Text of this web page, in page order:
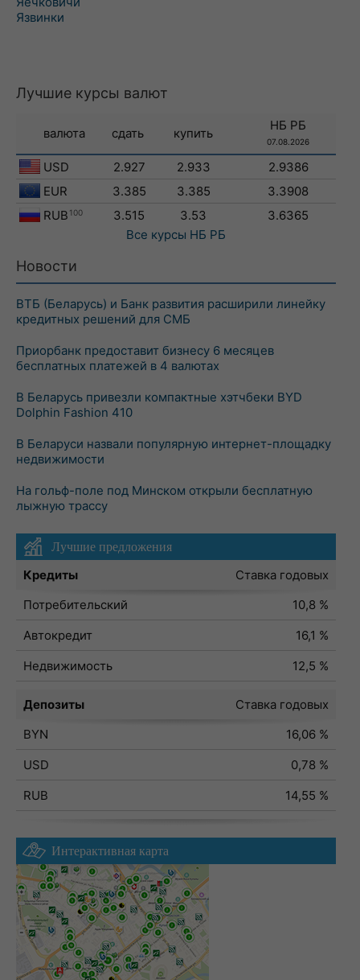
Язвинки
Лучшие курсы валют
валюта сдать купить
НБ РБ
07.08.2026
USD 2.927 2.933
2.9386
EUR
3.385 3.385
3.3908
RUB 100 3.515 3.53
3.6365
Все курсы НБ РБ
Новости
ВТБ (Беларусь) и Банк развития расширили линейку
кредитных решений для СМБ
Приорбанк предоставит бизнесу 6 месяцев
бесплатных платежей в 4 валютах
В Беларусь привезли компактные хэтчбеки BYD
Dolphin Fashion 410
В Беларуси назвали популярную интернет-площадку
недвижимости
На гольф-поле под Минском открыли бесплатную
лыжную трассу
Лучшие предложения
Кредиты
Ставка годовых
Потребительский
10,8 %
Автокредит
16,1 %
Недвижимость
12,5 %
Депозиты
Ставка годовых
BYN
16,06 %
USD
0,78 %
RUB
14,55 %
Интерактивная карта